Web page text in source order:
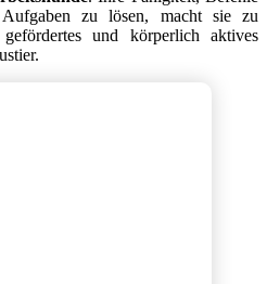
zu lösen, macht sie zu
und körperlich aktives